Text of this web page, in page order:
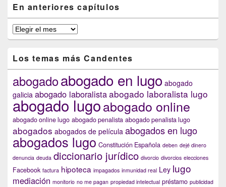
En anteriores capítulos
En
anteriores
Los temas más Candentes
abogadoabogado en lugo abogado
galicia abogado laboralistaabogado laboralista lugo
abogado lugoabogado online
abogado online lugo abogado penalista abogado penalista lugo
abogados abogados de película abogados en lugo
abogados lugo Constitución Española deben dejé dinero
denuncia deuda diccionario jurídico divorcio divorcios elecciones
Facebook factura hipoteca impagados inmunidad real Ley lugo
mediación monitorio no me pagan propiedad intelectual préstamo publicidad